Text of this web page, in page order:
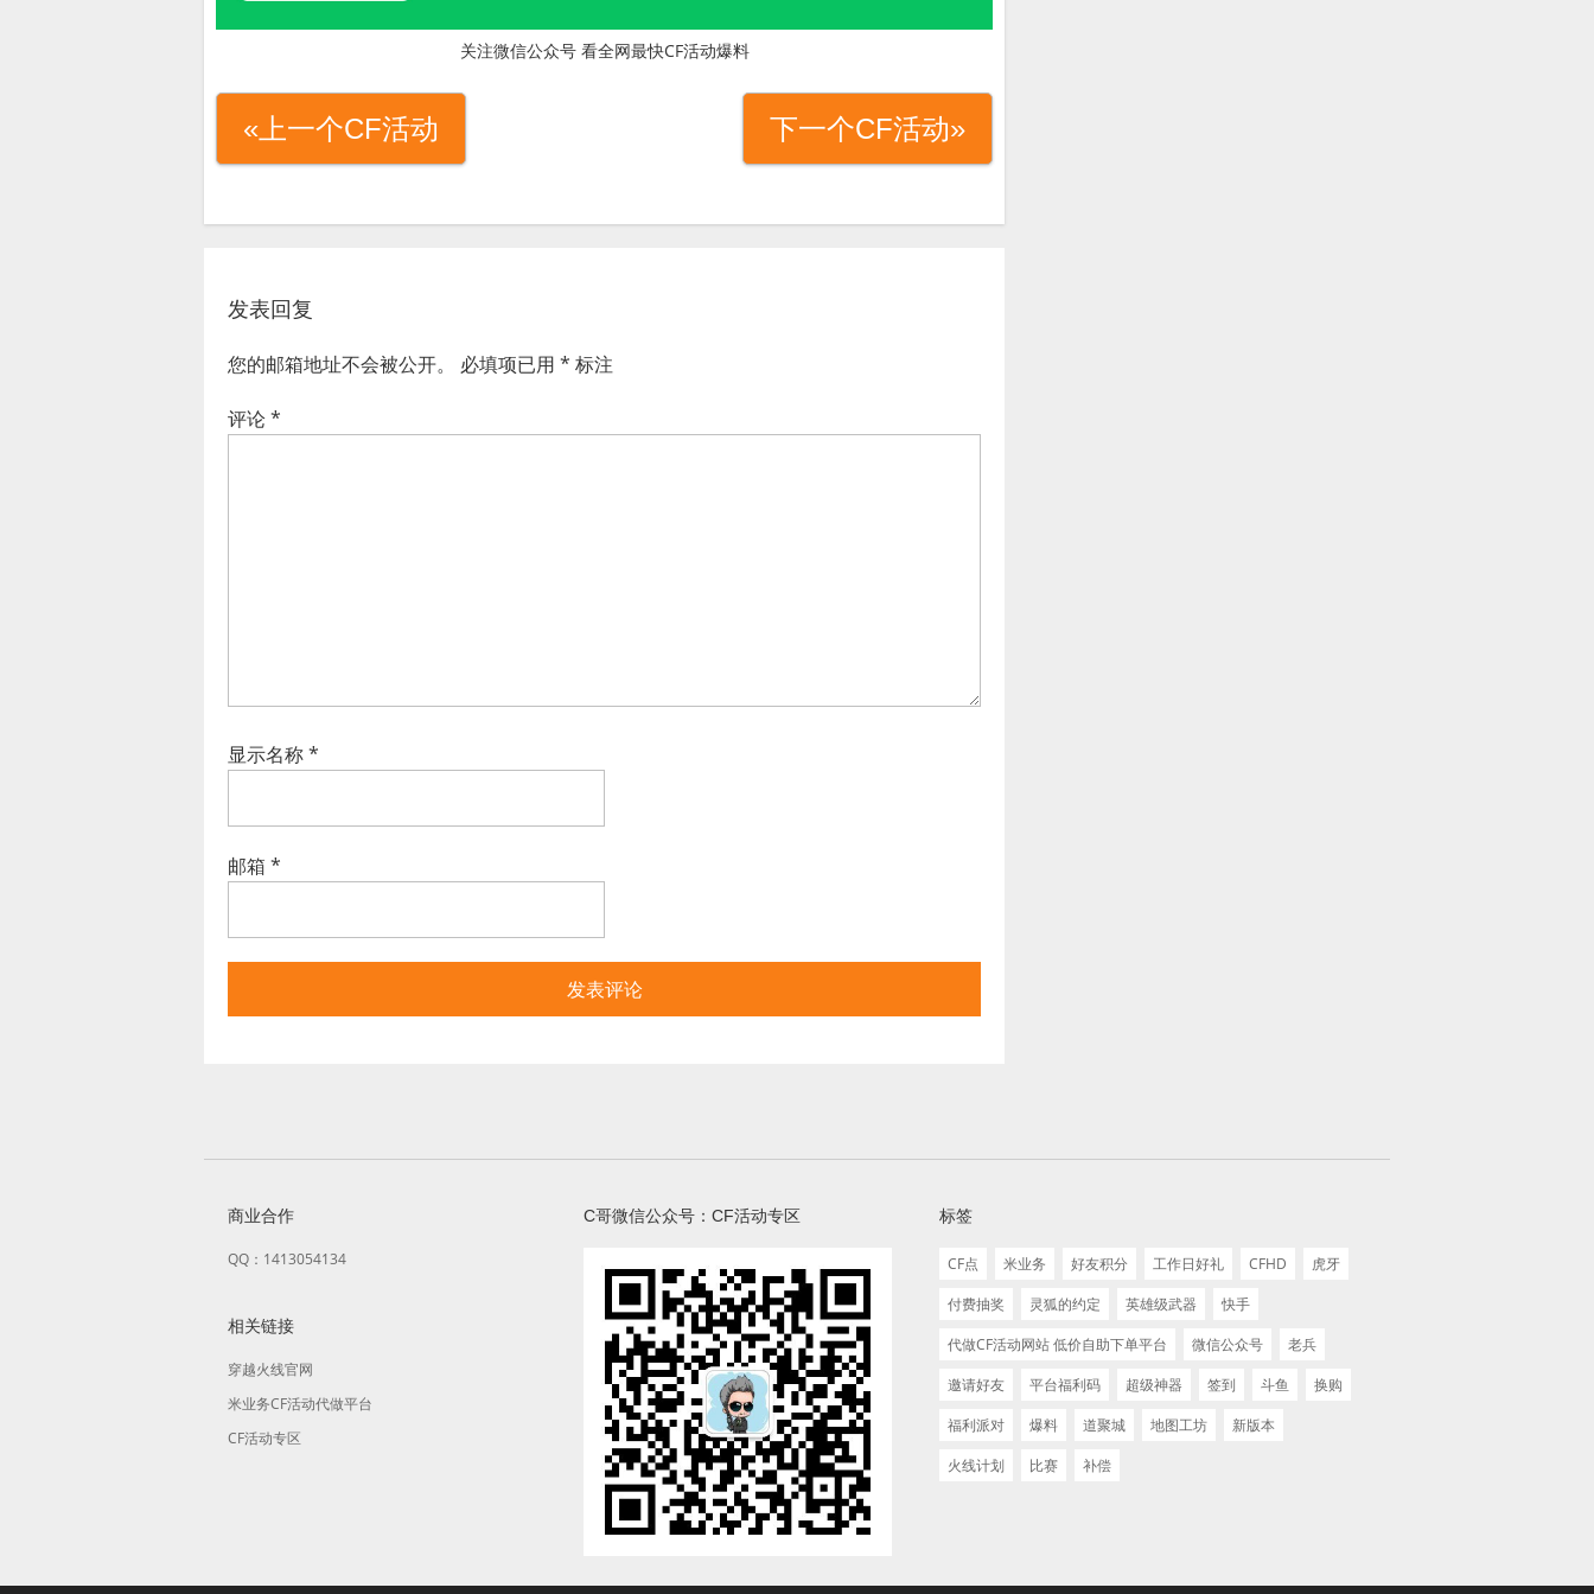
关注微信公众号 看全网最快CF活动爆料
«上一个CF活动 下一个CF活动»
发表回复
您的邮箱地址不会被公开。 必填项已用 * 标注
评论*
显示名称*
邮箱 *
商业合作
QQ：1413054134
相关链接
穿越火线官网
米业务CF活动代做平台
CF活动专区
C哥微信公众号：CF活动专区 标签
CF点 米业务 好友积分 工作日好礼 CFHD
虎牙
付费抽奖
灵狐的约定 英雄级武器
快手
代做CF活动网站 低价自助下单平台
微信公众号
老兵
邀请好友
平台福利码 超级神器 签到 斗鱼
换购
福利派对
爆料 道聚城 地图工坊
新版本
火线计划
比赛 补偿